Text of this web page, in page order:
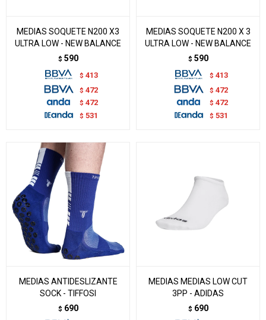
MEDIAS SOQUETE N200 X3
ULTRA LOW - NEW BALANCE
$ 590
$ 413
$ 472
$ 472
$ 531
MEDIAS SOQUETE N200 X 3
ULTRA LOW - NEW BALANCE
$ 590
$ 413
$ 472
$ 472
$ 531
MEDIAS ANTIDESLIZANTE
SOCK - TIFFOSI
$ 690
MEDIAS MEDIAS LOW CUT
3PP - ADIDAS
$ 690